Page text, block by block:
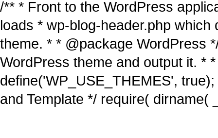
/** * Front to the WordPress
loads * wp-blog-header.php
theme. * * @package WordPress
WordPress theme and output it. *
define('WP_USE_THEMES',
and Template */ require( dirname(